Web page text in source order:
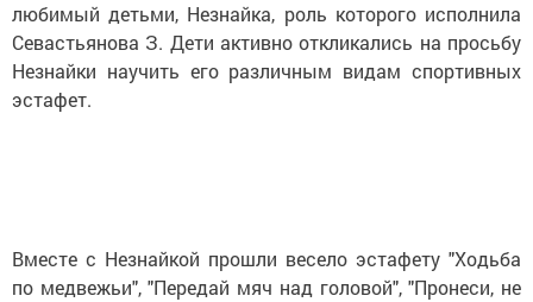
любимый детьми, Незнайка, роль которого исполнила
Севастьянова З. Дети активно откликались на просьбу
Незнайки научить его различным видам спортивных
эстафет.
Вместе с Незнайкой прошли весело эстафету "Ходьба
по медвежьи", "Передай мяч над головой", "Пронеси, не